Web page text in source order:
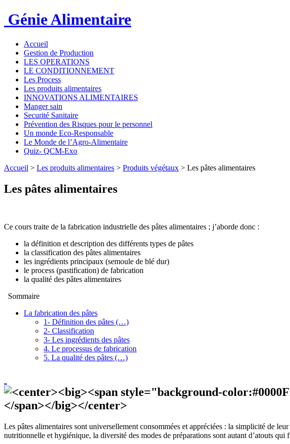
Génie Alimentaire
Accueil
Gestion de Production
LES OPERATIONS
LE CONDITIONNEMENT
Les Process
Les produits alimentaires
INNOVATIONS ALIMENTAIRES
Manger sain
Securité Sanitaire
Prévention des Risques pour le personnel
Un monde Eco-Responsable
Le Monde de l’Agro-Alimentaire
Quiz- QCM-Exo
Accueil > Les produits alimentaires > Produits végétaux > Les pâtes alimentaires
Les pâtes alimentaires
Ce cours traite de la fabrication industrielle des pâtes alimentaires ; j’aborde donc :
la définition et description des différents types de pâtes
la classification des pâtes alimentaires
les ingrédients principaux (semoule de blé dur)
le process (pastification) de fabrication
la qualité des pâtes alimentaires
Sommaire
La fabrication des pâtes
1- Définition des pâtes (…)
2- Classification
3- Les ingrédients des pâtes
4. Le processus de fabrication
5. La qualité des pâtes (…)
Les pâtes alimentaires sont universellement consommées et appréciées : la simplicité de
nutritionnelle et hygiénique, la diversité des modes de préparations sont autant d’atouts